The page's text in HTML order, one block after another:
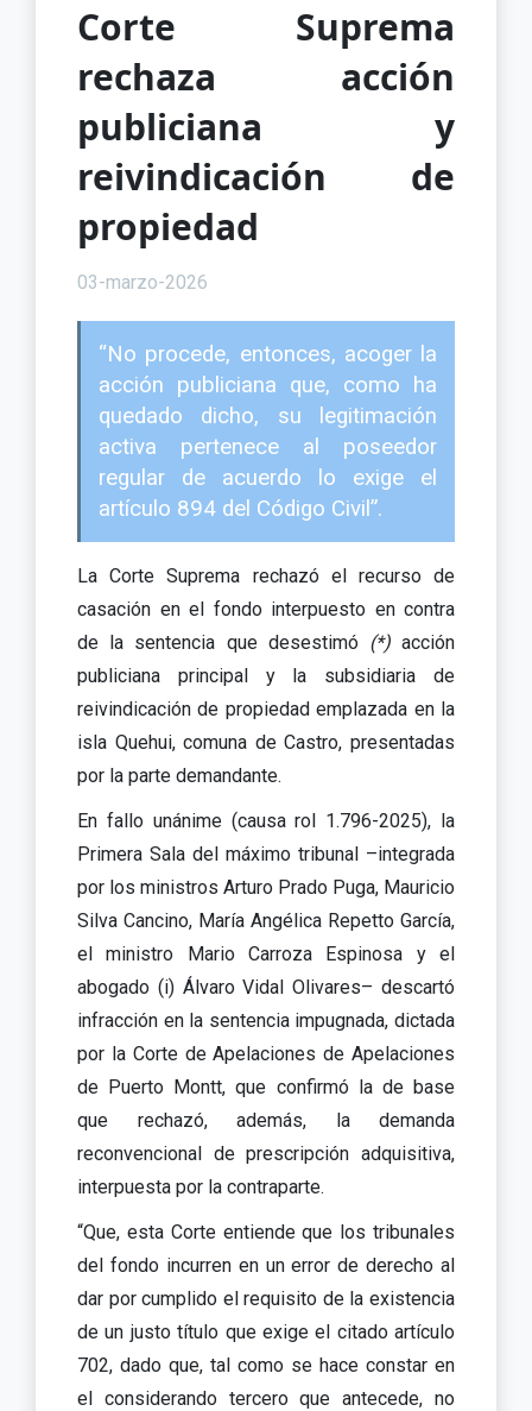
Corte Suprema
rechaza acción
publiciana y
reivindicación de
propiedad
03-marzo-2026
“No procede, entonces, acoger la
acción publiciana que, como ha
quedado dicho, su legitimación
activa pertenece al poseedor
regular de acuerdo lo exige el
artículo 894 del Código Civil”.
La Corte Suprema rechazó el recurso de
casación en el fondo interpuesto en contra
de la sentencia que desestimó (*)acción
publiciana principal y la subsidiaria de
reivindicación de propiedad emplazada en la
isla Quehui, comuna de Castro, presentadas
por la parte demandante.
En fallo unánime (causa rol 1.796-2025), la
Primera Sala del máximo tribunal –integrada
por los ministros Arturo Prado Puga, Mauricio
Silva Cancino, María Angélica Repetto García,
el ministro Mario Carroza Espinosa y el
abogado (i) Álvaro Vidal Olivares– descartó
infracción en la sentencia impugnada, dictada
por la Corte de Apelaciones de Apelaciones
de Puerto Montt, que confirmó la de base
que rechazó, además, la demanda
reconvencional de prescripción adquisitiva,
interpuesta por la contraparte.
“Que, esta Corte entiende que los tribunales
del fondo incurren en un error de derecho al
dar por cumplido el requisito de la existencia
de un justo título que exige el citado artículo
702, dado que, tal como se hace constar en
el considerando tercero que antecede, no